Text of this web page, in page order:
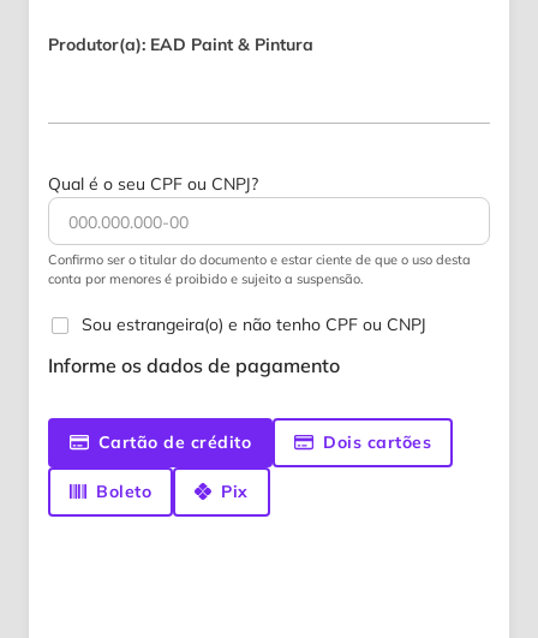
Produtor(a): EAD Paint & Pintura
Qual é o seu CPF ou CNPJ?
Confirmo ser o titular do documento e estar ciente de que o uso desta
conta por menores é proibido e sujeito a suspensão.
Sou estrangeira(o) e não tenho CPF ou CNPJ
Informe os dados de pagamento
Cartão de crédito Dois cartões
Boleto Pix